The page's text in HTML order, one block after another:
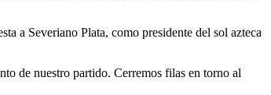
a Severiano Plata, como presidente del sol azteca
de nuestro partido. Cerremos filas en torno al